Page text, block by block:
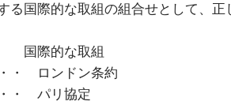
る国際的な取組の組合せとして、正
的な取組
・ ロンドン条約
パリ協定